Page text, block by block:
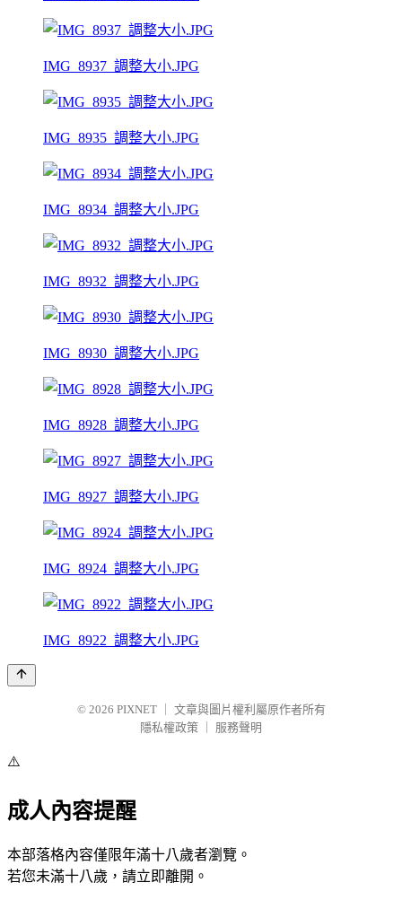
IMG_8937_調整大小.JPG
IMG_8935_調整大小.JPG
IMG_8934_調整大小.JPG
IMG_8932_調整大小.JPG
IMG_8930_調整大小.JPG
IMG_8928_調整大小.JPG
IMG_8927_調整大小.JPG
IMG_8924_調整大小.JPG
IMG_8922_調整大小.JPG
© 2026 PIXNET
文章與圖片權利屬原作者所有
隱私權政策
服務聲明
⚠️
成人內容提醒
本部落格內容僅限年滿十八歲者瀏覽。
若您未滿十八歲，請立即離開。